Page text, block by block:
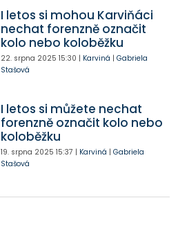
I letos si mohou Karviňáci
nechat forenzně označit
kolo nebo koloběžku
22. srpna 2025 15:30 | Karviná | Gabriela
Stašová
I letos si můžete nechat
forenzně označit kolo nebo
koloběžku
19. srpna 2025 15:37 | Karviná | Gabriela
Stašová